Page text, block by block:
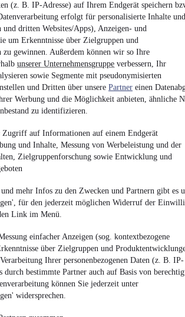
(z. B. IP-Adresse) auf Ihrem Endgerät speichern
erfolgt für personalisierte Inhalte und
und dritten Websites/Apps), Anzeigen- und
um Erkenntnisse über Zielgruppen und
gewinnen. Außerdem können wir so Ihre
unserer Unternehmensgruppe verbessern, Ihr
sowie Segmente mit pseudonymisierten
und Dritten über unsere Partner einen
Werbung und die Möglichkeit anbieten, ähnliche
zu identifizieren.
Zugriff auf Informationen auf einem Endgerät
und Inhalte, Messung von Werbeleistung und der
Zielgruppenforschung sowie Entwicklung und
mehr Infos zu den Zwecken und Partnern gibt es
für den jederzeit möglichen Widerruf der
Link im Menü.
einfacher Anzeigen (sog. kontextbezogene
über Zielgruppen und
Ihrer personenbezogenen Daten (z. B. IP-
durch bestimmte Partner auch auf Basis von
können Sie jederzeit unter
widersprechen.
(English)
Powered by
Gebrauchtwagenoder Leasing-Angebote: Alle
gibt es bei mobile.de